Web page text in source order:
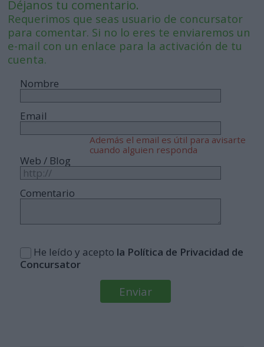
Déjanos tu comentario.
Requerimos que seas usuario de concursator
para comentar. Si no lo eres te enviaremos un
e-mail con un enlace para la activación de tu
cuenta.
Nombre
Email
Además el email es útil para avisarte
cuando alguien responda
Web / Blog
Comentario
He leído y acepto la Política de Privacidad de
Concursator